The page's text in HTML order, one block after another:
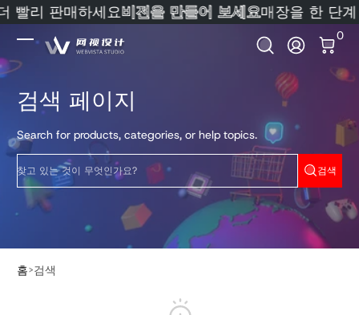
내용으로 건너뛰기
빨리 판매하세요비전을 만들어 보세요매장을 한 단
로그인
0
0
검색 페이지
Search for products, categories, or help topics.
찾고 있는 것이 무엇인가요? 검색
홈 검색